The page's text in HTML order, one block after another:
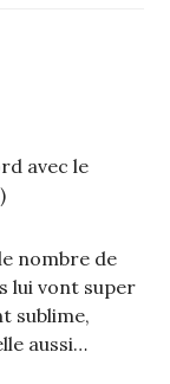
avec le
nombre de
lui vont super
sublime,
aussi…